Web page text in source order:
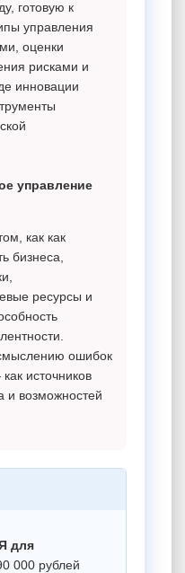
готовую к
управления
оценки
рисками и
инновации
управление
как как
бизнеса,
ресурсы и
ошибок
источников
и возможностей
для
000 рублей